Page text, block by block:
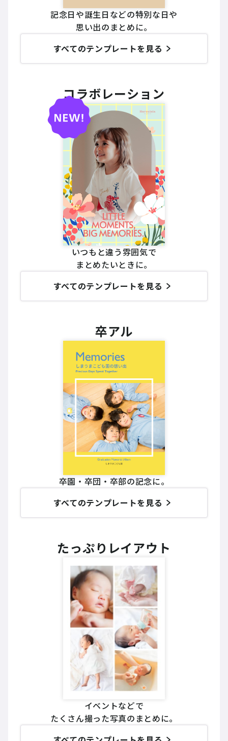
記念日や誕生日などの特別な日や
思い出のまとめに。
すべてのテンプレートを見る
コラボレーション
いつもと違う雰囲気で
まとめたいときに。
すべてのテンプレートを見る
卒アル
卒園・卒団・卒部の記念に。
すべてのテンプレートを見る
たっぷりレイアウト
イベントなどで
たくさん撮った写真のまとめに。